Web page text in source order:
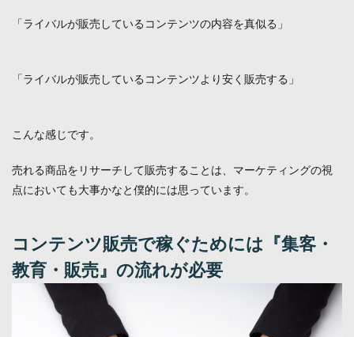
「ライバルが販売しているコンテンツの内容を真似る」
「ライバルが販売しているコンテンツより安く販売する」
こんな感じです。
売れる商品をリサーチして販売することは、マーケティングの視
点においても大事かなと僕的には思っています。
コンテンツ販売で稼ぐためには『集客・
教育・販売』の流れが必要